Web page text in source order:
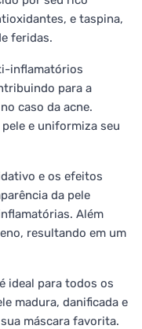
e taspina,
feridas.
inflamatórios
para a
caso da acne.
e uniformiza seu
e os efeitos
da pele
Além
resultando em um
ideal para todos os
madura, danificada e
máscara favorita.